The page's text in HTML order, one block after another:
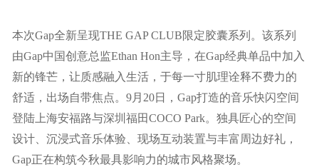
本次Gap全新呈现THE GAP CLUB限定胶囊系列。该系列
由Gap中国创意总监Ethan Hon主导，在Gap经典单品中加入
新的锋芒，让质感融入生活，于每一寸肌理诠释不费力的
舒适，出场自带焦点。9月20日，Gap打造的音乐快闪空间
登陆上海安福路与深圳福田COCO Park。独具匠心的空间
设计、沉浸式音乐体验、现场互动装置与丰富周边好礼，
Gap正在构筑今秋最具影响力的城市风格聚场。